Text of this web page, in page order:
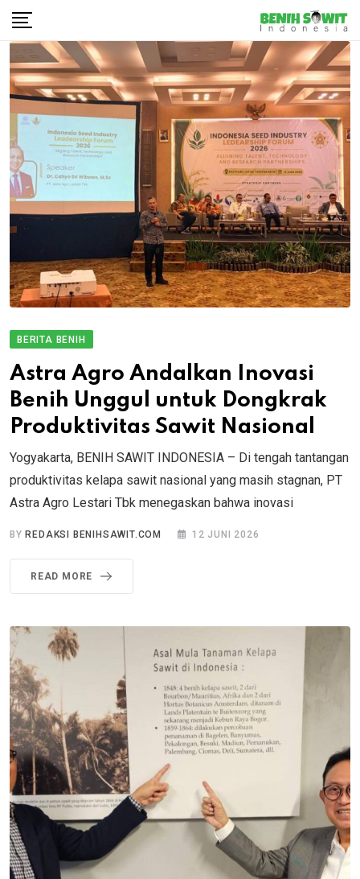
Skip
content
BERITA BENIH
Astra Agro Andalkan Inovasi
Benih Unggul untuk Dongkrak
Produktivitas Sawit Nasional
Yogyakarta, BENIH SAWIT INDONESIA – Di tengah tantangan
produktivitas kelapa sawit nasional yang masih stagnan, PT
Astra Agro Lestari Tbk menegaskan bahwa inovasi
BY REDAKSI BENIHSAWIT.COM 12 JUNI 2026
READ MORE